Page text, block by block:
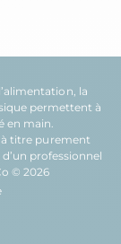
alimentation , la
permettent à
en main.
à titre purement
professionnel
© 2026